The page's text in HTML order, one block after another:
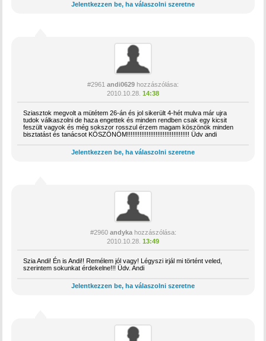
Jelentkezzen be, ha válaszolni szeretne
#2961 andi0629 hozzászólása:
2010.10.28. 14:38
Sziasztok megvolt a mütétem 26-án és jol sikerült 4-hét mulva már ujra
tudok válkaszolni de haza engettek és minden rendben csak egy kicsit
feszült vagyok és még sokszor rosszul érzem magam köszönök minden
bisztatást és tanácsot KÖSZÖNÖM!!!!!!!!!!!!!!!!!!!!!!!!!!!!!!!!!!! Üdv andi
Jelentkezzen be, ha válaszolni szeretne
#2960 andykahozzászólása:
2010.10.28. 13:49
Szia Andi! Én is Andi!! Remélem jól vagy! Légyszi irjál mi történt veled,
szerintem sokunkat érdekelne!!! Üdv. Andi
Jelentkezzen be, ha válaszolni szeretne